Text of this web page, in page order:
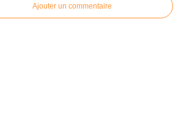
Ajouter un commentaire